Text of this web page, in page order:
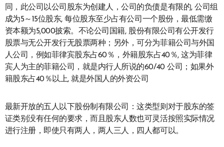
同，此公司以公司股东为创建人，公司的负债是有限的, 公司组
成为5～15位股东, 每位股东至少占有公司一个股份，最低需缴
资本额为5,000披索。不论公司国籍, 股份有限公司有公开发行
股票与无公开发行无股票两种；另外，可分为菲籍公司与外国
人公司，例如菲律宾股东占60％，外籍股东占40％, 这为菲律
宾人为主的菲籍公司，就是内行人所说的60/40 公司；如果外
籍股东占40％以上, 就是外国人的外资公司
最新开放的五人以下股份制有限公司：这类型则对于股东的签
证类别没有任何的要求，而且股东人数也可灵活按照实际情况
进行注册，即使只有两人，两人三人，四人都可以。